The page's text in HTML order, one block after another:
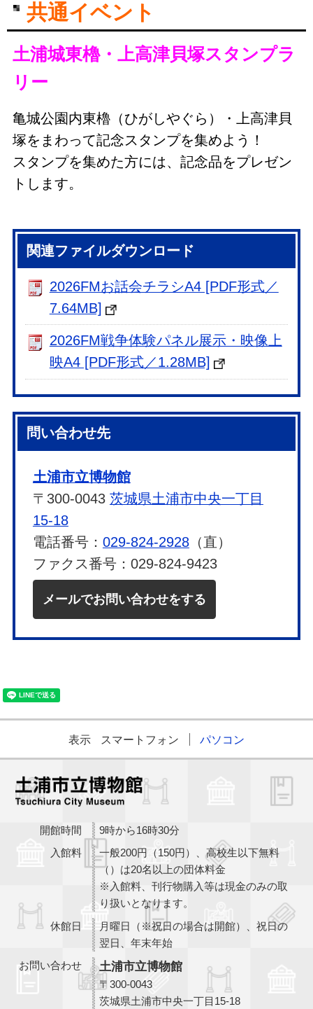
共通イベント
土浦城東櫓・上高津貝塚スタンプラ
リー
亀城公園内東櫓（ひがしやぐら）・上高津貝
塚をまわって記念スタンプを集めよう！
スタンプを集めた方には、記念品をプレゼン
トします。
関連ファイルダウンロード
2026FMお話会チラシA4 [PDF形式／
7.64MB]
2026FM戦争体験パネル展示・映像上
映A4 [PDF形式／1.28MB]
問い合わせ先
土浦市立博物館
〒300-0043 茨城県土浦市中央一丁目
15-18
電話番号： 029-824-2928（直）
ファクス番号：029-824-9423
メールでお問い合わせをする
表示 スマートフォン パソコン
開館時間
9時から16時30分
入館料
一般200円（150円）、高校生以下無料
（）は20名以上の団体料金
※入館料、刊行物購入等は現金のみの取
り扱いとなります。
休館日
月曜日（※祝日の場合は開館）、祝日の
翌日、年末年始
お問い合わせ
土浦市立博物館
〒300-0043
茨城県土浦市中央一丁目15-18